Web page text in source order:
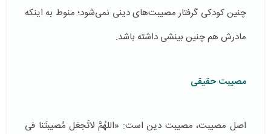
چنین کودکی گرفتار مصیبت‌های دینی نمی‌شود؛ منوط به اینکه
مادرش هم چنین بینشی داشته باشد.
مصیبت حقیقی
اصل مصیبت، مصیبت دین است: «اللهُمَّ لاتَجعَل مُصیبتَنا فی